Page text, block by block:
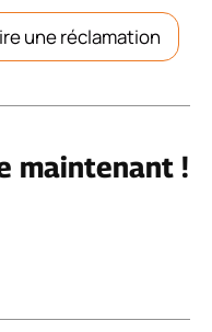
une réclamation
maintenant !